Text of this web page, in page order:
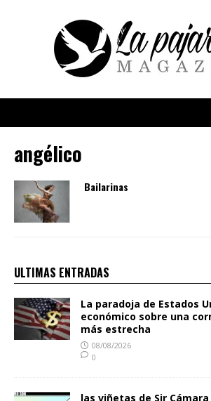
angélico
Bailarinas
ULTIMAS ENTRADAS
La paradoja de Estados
económico sobre una
más estrecha
08/08/2026
0
las viñetas de Sir Cámara